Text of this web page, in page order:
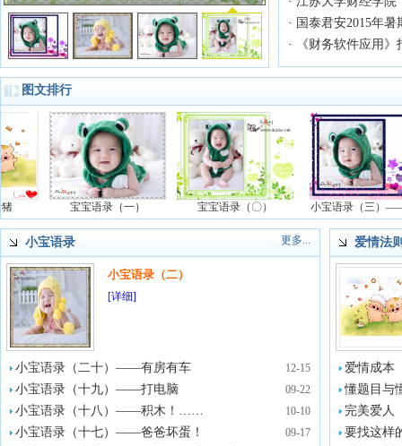
· 国泰君安2015年
·
《财务软件应用》
图文排行
宝宝语录（一） 宝宝语录（〇） 小宝语录（三）——
更多...
小宝语录
小宝语录（二）
[详细]
12-15
小宝语录（二十）——有房有车
09-22
小宝语录（十九）——打电脑
10-10
小宝语录（十八）——积木！……
09-17
小宝语录（十七）——爸爸坏蛋！
爱情法
爱情成本
懂题目与
完美爱人
要找这样